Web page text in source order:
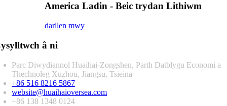
America Ladin - Beic trydan Lithiwm
darllen mwy
â ni
Parc Diwydiannol Huaihai-Zongshen, Parth Datblygu Economi a
Thechnoleg Xuzhou, Jiangsu, Tsieina
+86 516 8216 5867
website@huaihaioversea.com
+86 138 1348 0124